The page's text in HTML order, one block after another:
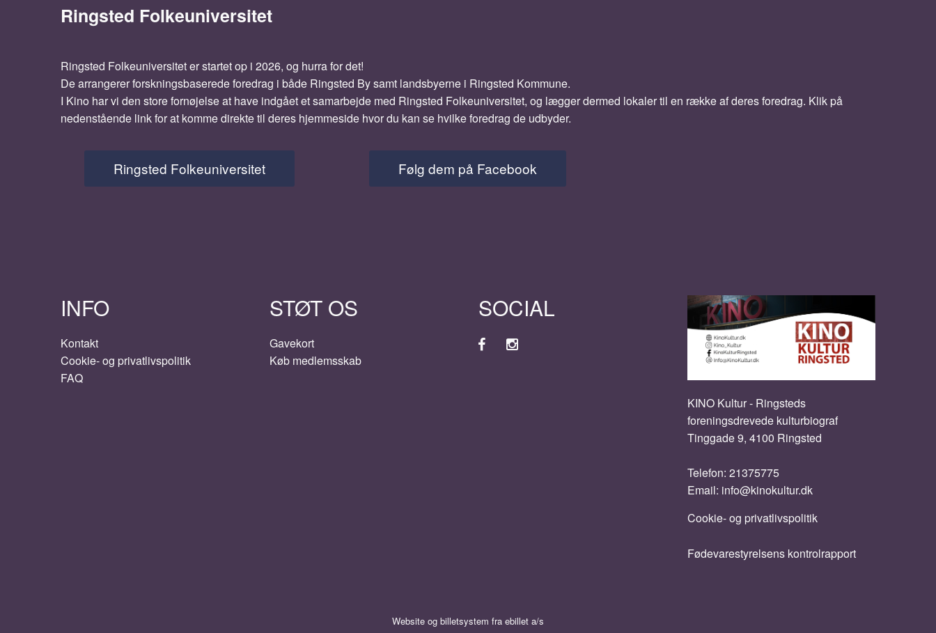
Ringsted Folkeuniversitet
Ringsted Folkeuniversitet er startet op i 2026, og hurra for det!
De arrangerer forskningsbaserede foredrag i både Ringsted By samt landsbyerne i Ringsted Kommune.
I Kino har vi den store fornøjelse at have indgået et samarbejde med Ringsted Folkeuniversitet, og lægger dermed lokaler til en række af deres foredrag. Klik på
nedenstående link for at komme direkte til deres hjemmeside hvor du kan se hvilke foredrag de udbyder.
Ringsted Folkeuniversitet Følg dem på Facebook
INFO
Kontakt
Cookie- og privatlivspolitik
FAQ
STØT OS
Gavekort
Køb medlemsskab
SOCIAL
KINO Kultur - Ringsteds
foreningsdrevede kulturbiograf
Tinggade 9, 4100 Ringsted
Telefon: 21375775
Email: info@kinokultur.dk
Cookie- og privatlivspolitik
Fødevarestyrelsens kontrolrapport
Website og billetsystem fra ebillet a/s